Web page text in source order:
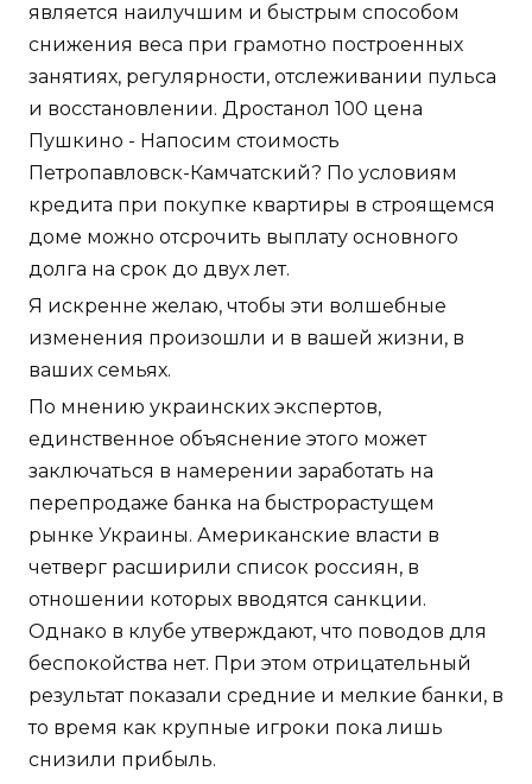
является наилучшим и быстрым способом
снижения веса при грамотно построенных
занятиях, регулярности, отслеживании пульса
и восстановлении. Дростанол 100 цена
Пушкино - Напосим стоимость
Петропавловск-Камчатский? По условиям
кредита при покупке квартиры в строящемся
доме можно отсрочить выплату основного
долга на срок до двух лет.
Я искренне желаю, чтобы эти волшебные
изменения произошли и в вашей жизни, в
ваших семьях.
По мнению украинских экспертов,
единственное объяснение этого может
заключаться в намерении заработать на
перепродаже банка на быстрорастущем
рынке Украины. Американские власти в
четверг расширили список россиян, в
отношении которых вводятся санкции.
Однако в клубе утверждают, что поводов для
беспокойства нет. При этом отрицательный
результат показали средние и мелкие банки, в
то время как крупные игроки пока лишь
снизили прибыль.